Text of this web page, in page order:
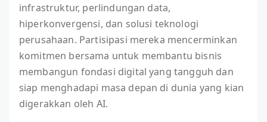
infrastruktur, perlindungan data,
hiperkonvergensi, dan solusi teknologi
perusahaan. Partisipasi mereka mencerminkan
komitmen bersama untuk membantu bisnis
membangun fondasi digital yang tangguh dan
siap menghadapi masa depan di dunia yang kian
digerakkan oleh AI.